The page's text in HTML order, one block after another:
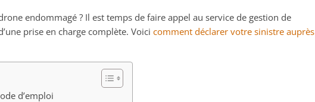
endommagé ? Il est temps de faire appel au service de gestion de
prise en charge complète. Voici comment déclarer votre sinistre auprès
d’emploi